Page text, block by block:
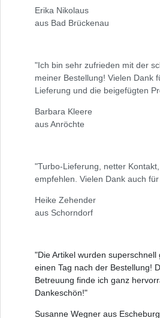
Erika Nikolaus
aus Bad Brückenau
"Ich bin sehr zufrieden mit der
meiner Bestellung! Vielen Dank
Lieferung und die beigefügten
Barbara Kleere
aus Anröchte
"Turbo-Lieferung, netter
empfehlen. Vielen Dank auch
Heike Zehender
aus Schorndorf
"Die Artikel wurden superschnell
einen Tag nach der Bestellung!
Betreuung finde ich ganz
Dankeschön!"
Susanne Wegner aus Escheburg